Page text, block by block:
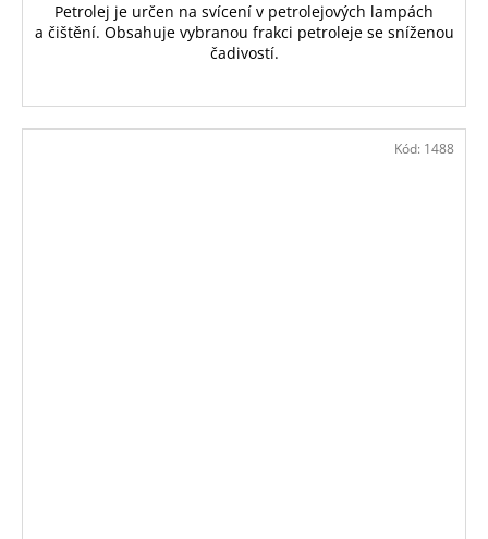
Petrolej je určen na svícení v petrolejových lampách
a čištění. Obsahuje vybranou frakci petroleje se sníženou
čadivostí.
Kód: 1488